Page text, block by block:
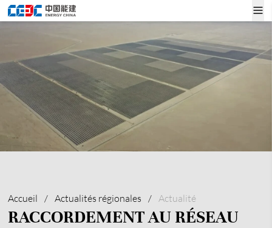
Accueil / Actualités régionales / Actualité
RACCORDEMENT AU RÉSEAU